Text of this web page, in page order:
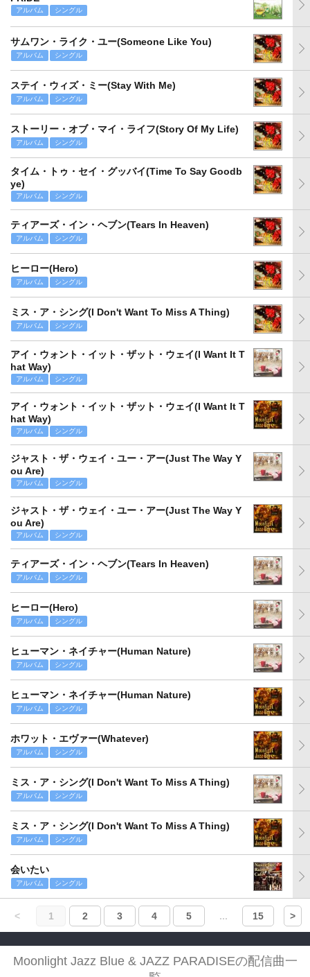
アルバム シングル
サムワン・ライク・ユー(Someone Like You)
アルバム シングル
ステイ・ウィズ・ミー(Stay With Me)
アルバム シングル
ストーリー・オブ・マイ・ライフ(Story Of My Life)
アルバム シングル
タイム・トゥ・セイ・グッバイ(Time To Say Goodb
ye)
アルバム シングル
ティアーズ・イン・ヘブン(Tears In Heaven)
アルバム シングル
ヒーロー(Hero)
アルバム シングル
ミス・ア・シング(I Don't Want To Miss A Thing)
アルバム シングル
アイ・ウォント・イット・ザット・ウェイ(I Want It T
hat Way)
アルバム シングル
アイ・ウォント・イット・ザット・ウェイ(I Want It T
hat Way)
アルバム シングル
ジャスト・ザ・ウェイ・ユー・アー(Just The Way Y
ou Are)
アルバム シングル
ジャスト・ザ・ウェイ・ユー・アー(Just The Way Y
ou Are)
アルバム シングル
ティアーズ・イン・ヘブン(Tears In Heaven)
アルバム シングル
ヒーロー(Hero)
アルバム シングル
ヒューマン・ネイチャー(Human Nature)
アルバム シングル
ヒューマン・ネイチャー(Human Nature)
アルバム シングル
ホワット・エヴァー(Whatever)
アルバム シングル
ミス・ア・シング(I Don't Want To Miss A Thing)
アルバム シングル
ミス・ア・シング(I Don't Want To Miss A Thing)
アルバム シングル
会いたい
アルバム シングル
< 1 2 3 4 5 ... 15 >
Moonlight Jazz Blue & JAZZ PARADISEの配信曲一